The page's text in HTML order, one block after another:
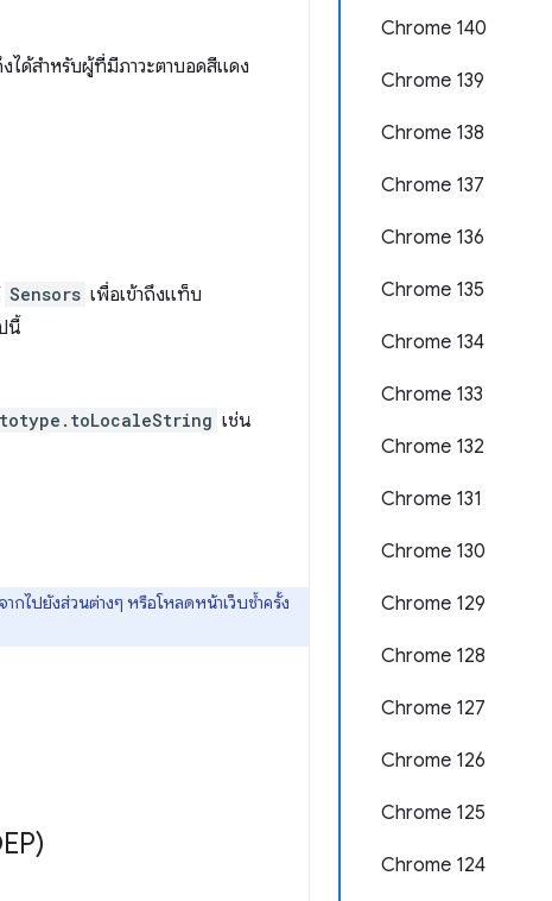
Chrome 140
Chrome 139
Chrome 138
Chrome 137
Chrome 136
Chrome 135
Chrome 134
Chrome 133
Chrome 132
Chrome 131
Chrome 130
Chrome 129
Chrome 128
Chrome 127
Chrome 126
Chrome 125
Chrome 124
ได้สำหรับผู้ที่มีภาวะตาบอดสีแดง
Sensors เพื่อเข้าถึงแท็บ
นี้
เช่น
กไปยังส่วนต่างๆ หรือโหลดหน้าเว็บซ้ำครั้ง